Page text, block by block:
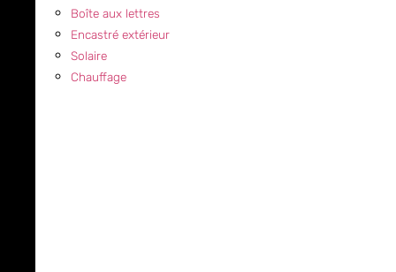
Boîte aux lettres
Encastré extérieur
Solaire
Chauffage